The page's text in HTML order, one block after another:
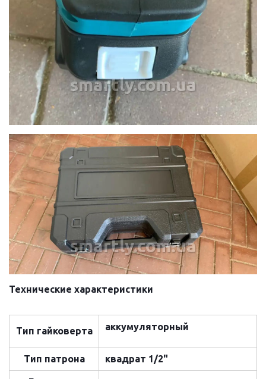
smartly.com.ua
smartly.com.ua
Технические характеристики
Тип гайковерта аккумуляторный
Тип патрона квадрат 1/2"